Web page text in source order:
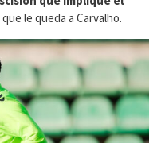
que le queda a Carvalho.